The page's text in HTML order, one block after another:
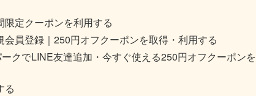
限定クーポンを利用する
会員登録｜250円オフクーポンを取得・利用する
クでLINE友達追加・今すぐ使える250円オフクーポンを
る